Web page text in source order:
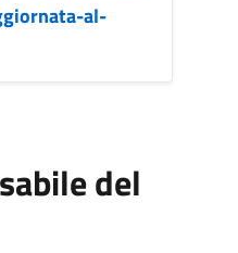
al-
del